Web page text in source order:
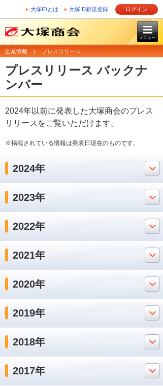
大塚IDとは 大塚ID新規登録 ログイン
メニュー
企業情報 プレスリリース
プレスリリース バックナ
ンバー
2024年以前に発表した大塚商会のプレス
リリースをご覧いただけます。
※掲載されている情報は発表日現在のものです。
2024年
2023年
2022年
2021年
2020年
2019年
2018年
2017年